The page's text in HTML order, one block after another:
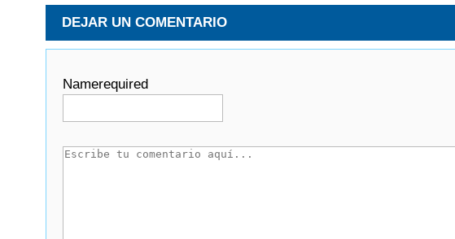
DEJAR UN COMENTARIO
Namerequired